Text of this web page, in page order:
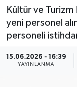
Kültür ve Turizm
yeni personel
personeli
15.06.2026 - 16:39
YAYINLANMA
Etkinlikler
Köşe
Hakkımda
Tüm
Son Dakika
Haber Arşivi